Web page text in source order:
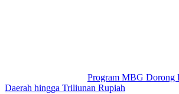
Program MBG Dorong
Daerah hingga Triliunan Rupiah